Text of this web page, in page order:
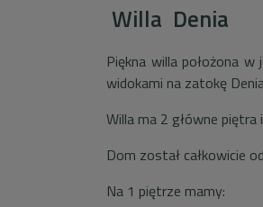
Willa Denia
Piękna willa położona
widokami na zatokę
Willa ma 2 główne
Dom został całkowicie
Na 1 piętrze mamy: